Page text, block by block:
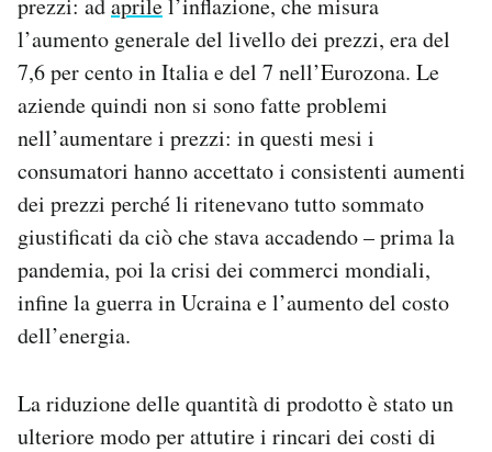
prezzi: adaprilel’inflazione, che misura
l’aumento generale del livello dei prezzi, era del
7,6 per cento in Italia e del 7 nell’Eurozona. Le
aziende quindi non si sono fatte problemi
nell’aumentare i prezzi: in questi mesi i
consumatori hanno accettato i consistenti aumenti
dei prezzi perché li ritenevano tutto sommato
giustificati da ciò che stava accadendo – prima la
pandemia, poi la crisi dei commerci mondiali,
infine la guerra in Ucraina e l’aumento del costo
dell’energia.
La riduzione delle quantità di prodotto è stato un
ulteriore modo per attutire i rincari dei costi di